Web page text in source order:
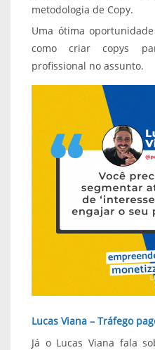
metodologia de Copy.
Uma ótima
como criar copys
profissional no assunto.
Lucas Viana – Tráfego
Já o Lucas Viana fala